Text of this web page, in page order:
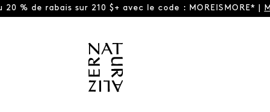
20 % de rabais sur 210 $+ avec le code : MOREISMORE* |